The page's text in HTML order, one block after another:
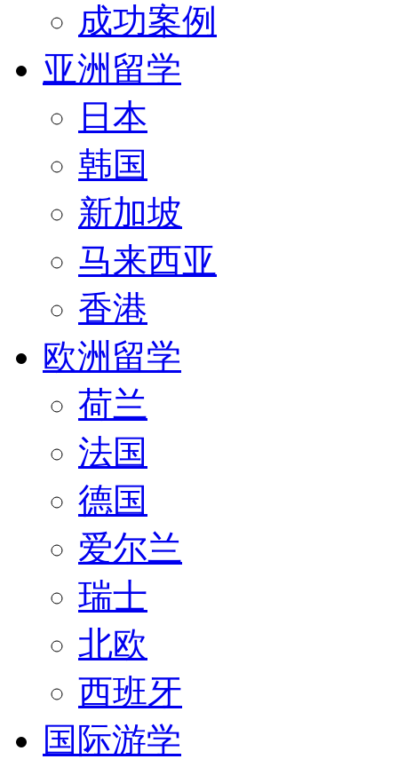
成功案例
亚洲留学
日本
韩国
新加坡
马来西亚
香港
欧洲留学
荷兰
法国
德国
爱尔兰
瑞士
北欧
西班牙
国际游学